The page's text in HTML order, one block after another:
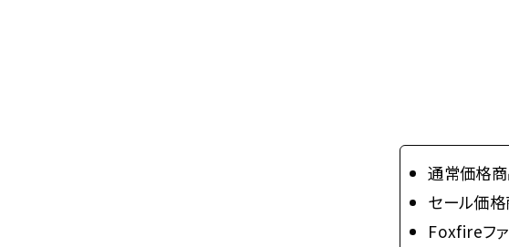
通常価格
セール価
Foxfireフ